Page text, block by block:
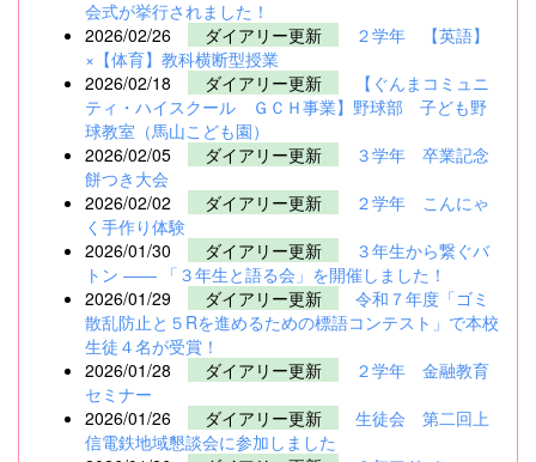
会式が挙行されました！
2026/02/26
ダイアリー更新
２学年 【英語】
×【体育】教科横断型授業
2026/02/18
ダイアリー更新
【ぐんまコミュニ
ティ・ハイスクール ＧＣＨ事業】野球部 子ども野
球教室（馬山こども園）
2026/02/05
ダイアリー更新
３学年 卒業記念
餅つき大会
2026/02/02
ダイアリー更新
２学年 こんにゃ
く手作り体験
2026/01/30
ダイアリー更新
３年生から繋ぐバ
トン ―― 「３年生と語る会」を開催しました！
2026/01/29
ダイアリー更新
令和７年度「ゴミ
散乱防止と５Rを進めるための標語コンテスト」で本校
生徒４名が受賞！
2026/01/28
ダイアリー更新
２学年 金融教育
セミナー
2026/01/26
ダイアリー更新
生徒会 第二回上
信電鉄地域懇談会に参加しました